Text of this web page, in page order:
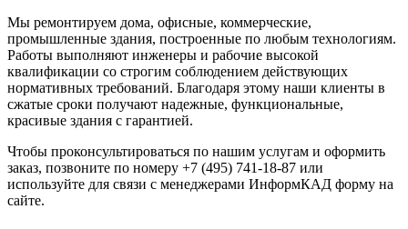
Мы ремонтируем дома, офисные, коммерческие,
промышленные здания, построенные по любым технологиям.
Работы выполняют инженеры и рабочие высокой
квалификации со строгим соблюдением действующих
нормативных требований. Благодаря этому наши клиенты в
сжатые сроки получают надежные, функциональные,
красивые здания с гарантией.
Чтобы проконсультироваться по нашим услугам и оформить
заказ, позвоните по номеру +7 (495) 741-18-87 или
используйте для связи с менеджерами ИнформКАД форму на
сайте.